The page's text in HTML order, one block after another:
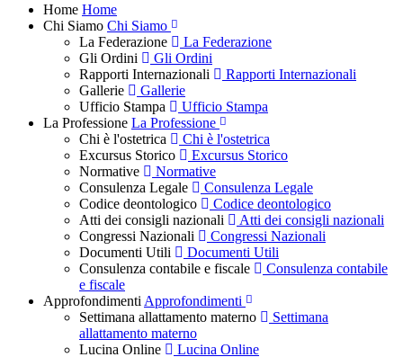
Home Home
Chi Siamo Chi Siamo
La Federazione
La Federazione
Gli Ordini
Gli Ordini
Rapporti Internazionali
Rapporti Internazionali
Gallerie
Gallerie
Ufficio Stampa
Ufficio Stampa
La Professione La Professione
Chi è l'ostetrica
Chi è l'ostetrica
Excursus Storico
Excursus Storico
Normative
Normative
Consulenza Legale
Consulenza Legale
Codice deontologico
Codice deontologico
Atti dei consigli nazionali
Atti dei consigli nazionali
Congressi Nazionali
Congressi Nazionali
Documenti Utili
Documenti Utili
Consulenza contabile e fiscale
Consulenza contabile
e fiscale
Approfondimenti Approfondimenti
Settimana allattamento materno
Settimana
allattamento materno
Lucina Online
Lucina Online